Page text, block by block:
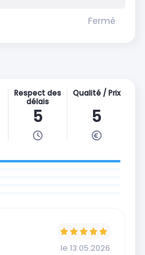
Fermé
Respect des
délais
5
Qualité / Prix
5
le 13.05.2026